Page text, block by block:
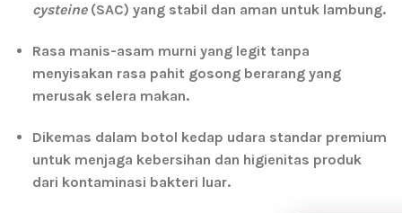
cysteine(SAC) yang stabil dan aman untuk lambung.
Rasa manis-asam murni yang legit tanpa
menyisakan rasa pahit gosong berarang yang
merusak selera makan.
Dikemas dalam botol kedap udara standar premium
untuk menjaga kebersihan dan higienitas produk
dari kontaminasi bakteri luar.